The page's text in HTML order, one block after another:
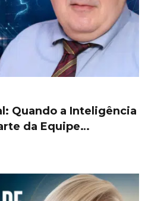
Quando a Inteligência
da Equipe…